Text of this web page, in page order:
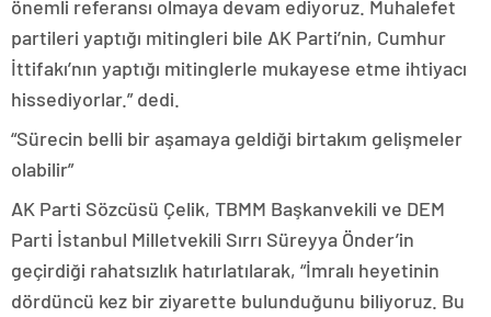
önemli referansı olmaya devam ediyoruz. Muhalefet
partileri yaptığı mitingleri bile AK Parti’nin, Cumhur
İttifakı’nın yaptığı mitinglerle mukayese etme ihtiyacı
hissediyorlar.” dedi.
“Sürecin belli bir aşamaya geldiği birtakım gelişmeler
olabilir”
AK Parti Sözcüsü Çelik, TBMM Başkanvekili ve DEM
Parti İstanbul Milletvekili Sırrı Süreyya Önder’in
geçirdiği rahatsızlık hatırlatılarak, “İmralı heyetinin
dördüncü kez bir ziyarette bulunduğunu biliyoruz. Bu